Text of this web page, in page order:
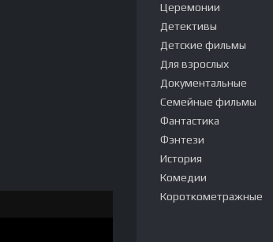
Церемонии
Детективы
Детские фильмы
Для взрослых
Документальные
Семейные фильмы
Фантастика
Фэнтези
История
Комедии
Короткометражные